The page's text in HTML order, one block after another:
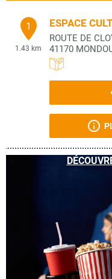
1
1.43 km
ESPACE
ROUTE DE
41170